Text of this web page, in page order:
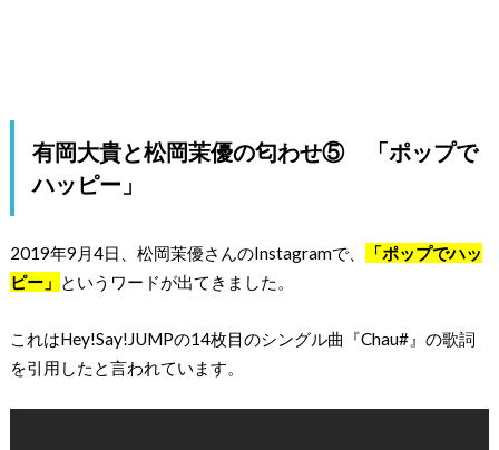
有岡大貴と松岡茉優の匂わせ⑤ 「ポップで
ハッピー」
2019年9月4日、松岡茉優さんのInstagramで、
「ポップでハッ
ピー」 というワードが出てきました。
これはHey!Say!JUMPの14枚目のシングル曲『Chau#』の歌詞
を引用したと言われています。